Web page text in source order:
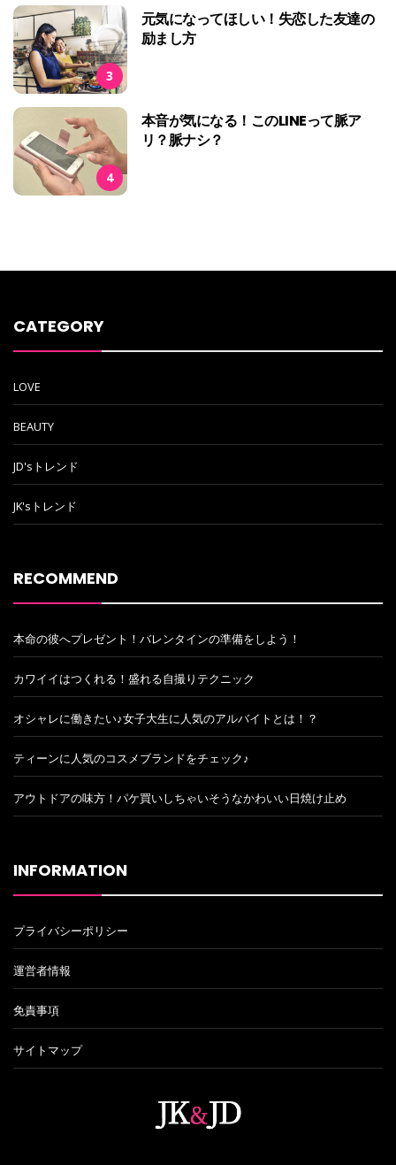
3
元気になってほしい！失恋した友達の
励まし方
4
本音が気になる！このLINEって脈ア
リ？脈ナシ？
CATEGORY
LOVE
BEAUTY
JD'sトレンド
JK'sトレンド
RECOMMEND
本命の彼へプレゼント！バレンタインの準備をしよう！
カワイイはつくれる！盛れる自撮りテクニック
オシャレに働きたい♪女子大生に人気のアルバイトとは！？
ティーンに人気のコスメブランドをチェック♪
アウトドアの味方！パケ買いしちゃいそうなかわいい日焼け止め
INFORMATION
プライバシーポリシー
運営者情報
免責事項
サイトマップ